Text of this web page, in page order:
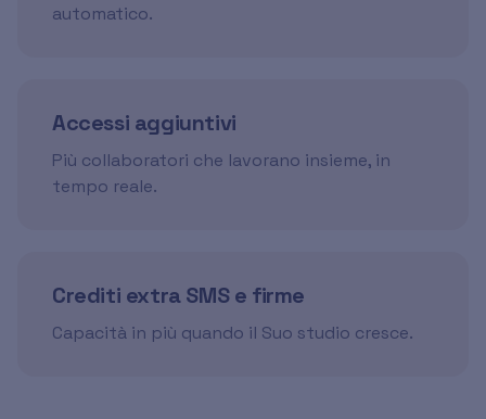
automatico.
Accessi aggiuntivi
Più collaboratori che lavorano insieme, in
tempo reale.
Crediti extra SMS e firme
Capacità in più quando il Suo studio cresce.